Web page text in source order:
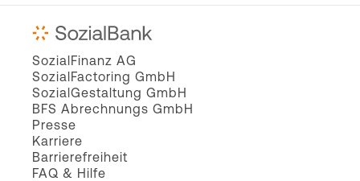
SozialFinanz AG
SozialFactoring GmbH
SozialGestaltung GmbH
BFS Abrechnungs GmbH
Presse
Karriere
Barrierefreiheit
FAQ & Hilfe